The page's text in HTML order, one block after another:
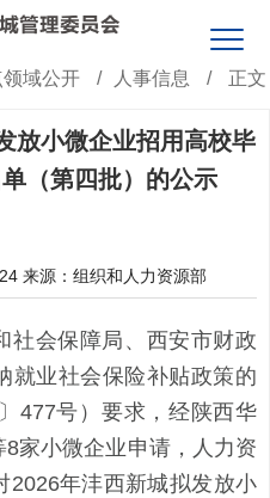
域公开 / 人事信息 / 正文
放小微企业招用高校毕
（第四批）的公示
来源：组织和人力资源部
社会保障局、西安市财政
就业社会保险补贴政策的
477号）要求，经陕西华
家小微企业申请，人力资
2026年沣西新城拟发放小